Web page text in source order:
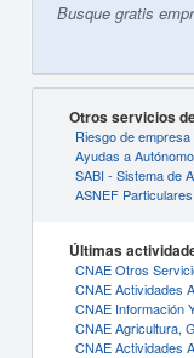
Busque gratis
Otros servicios
Riesgo de empresa
Ayudas a
SABI - Sistema de
ASNEF Particulares
Últimas
CNAE Otros
CNAE Actividades
CNAE Información
CNAE Agricultura,
CNAE Actividades